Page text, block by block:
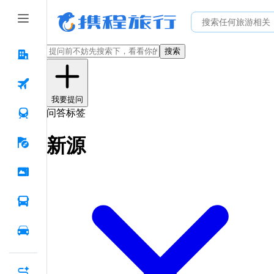
搜索
我要提问
问答标签
新源